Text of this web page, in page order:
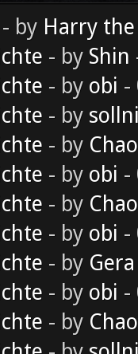
- by Harry
- by Shin
- by obi -
- by
- by
- by obi -
- by
- by obi -
- by Gera
- by obi -
- by